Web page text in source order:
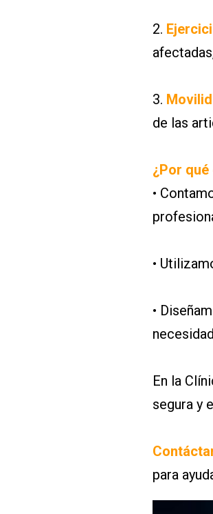
2.
3.
de las
¿Por
•
•
•
En la
segura y
para